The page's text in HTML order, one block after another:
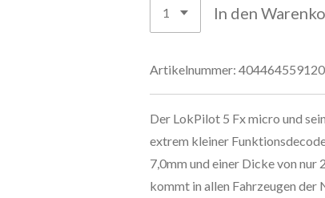
In den
Artikelnummer:
Der LokPilot 5 Fx micro und
extrem kleiner
7,0mm und einer Dicke von nur
kommt in allen Fahrzeugen der